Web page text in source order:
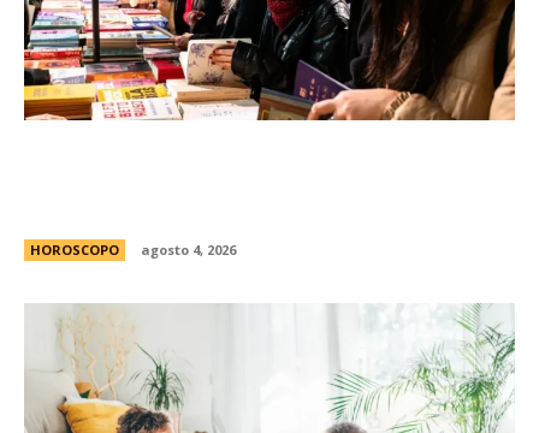
HOROSCOPO agosto 4, 2026